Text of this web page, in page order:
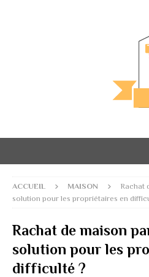
ACCUEIL MAISON
Rachat
solution pour les propriétaires en
Rachat de maison
solution pour les
difficulté ?